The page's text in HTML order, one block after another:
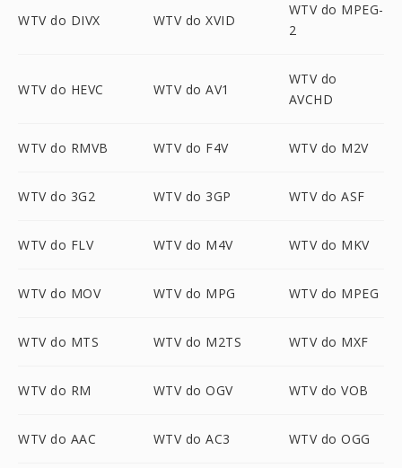
WTV do DIVX WTV do XVID
WTV do MPEG-
2
WTV do HEVC WTV do AV1
WTV do
AVCHD
WTV do RMVB WTV do F4V WTV do M2V
WTV do 3G2 WTV do 3GP WTV do ASF
WTV do FLV WTV do M4V WTV do MKV
WTV do MOV WTV do MPG WTV do MPEG
WTV do MTS WTV do M2TS WTV do MXF
WTV do RM WTV do OGV WTV do VOB
WTV do AAC WTV do AC3 WTV do OGG